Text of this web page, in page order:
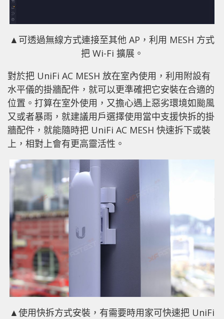
▲可透過無線方式連接至其他 AP，利用 MESH 方式
把 Wi-Fi 擴展。
對於把 UniFi AC MESH 放在室內使用，利用附設有
水平儀的掛牆配件，就可以更準確把它安裝在合適的
位置。打算在室外使用，又擔心遇上惡劣環境如颱風
又或者暴雨，就建議用戶選擇使用當中支援快拆的掛
牆配件，就能隨時把 UniFi AC MESH 快速拆下或裝
上，相對上會有更高靈活性。
▲使用快拆方式安裝，有需要時用家可快速把 UniFi